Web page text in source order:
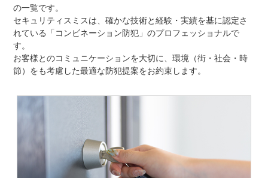
の一覧です。
セキュリティスミスは、確かな技術と経験・実績を基に認定さ
れている「コンビネーション防犯」のプロフェッショナルで
す。
お客様とのコミュニケーションを大切に、環境（街・社会・時
節）をも考慮した最適な防犯提案をお約束します。